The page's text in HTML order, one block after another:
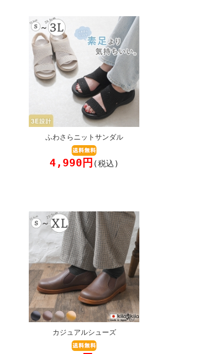
ふわさらニットサンダル
4,990円 (税込)
カジュアルシューズ